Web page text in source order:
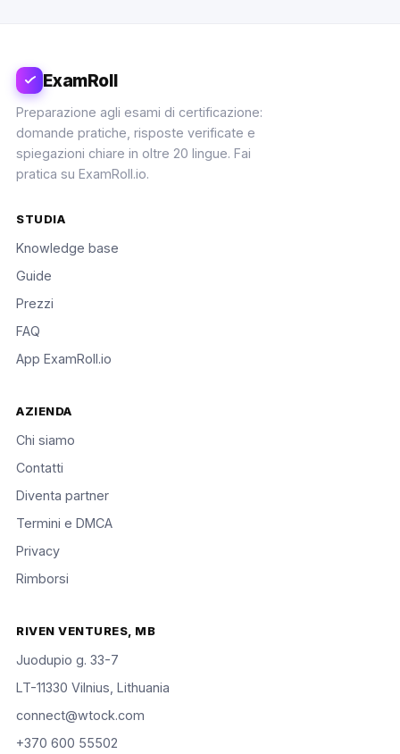
ExamRoll
Preparazione agli esami di certificazione:
domande pratiche, risposte verificate e
spiegazioni chiare in oltre 20 lingue. Fai
pratica su ExamRoll.io.
STUDIA
Knowledge base
Guide
Prezzi
FAQ
App ExamRoll.io
AZIENDA
Chi siamo
Contatti
Diventa partner
Termini e DMCA
Privacy
Rimborsi
RIVEN VENTURES, MB
Juodupio g. 33-7
LT-11330 Vilnius, Lithuania
connect@wtock.com
+370 600 55502